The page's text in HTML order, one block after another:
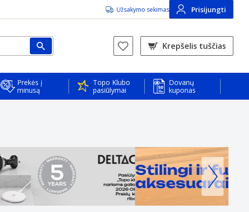
Užsakymo sekimas Prisijungti
Krepšelis tuščias
Prekės į
minusą
Topo Klubo
pasiūlymai
Dovanų
kuponas